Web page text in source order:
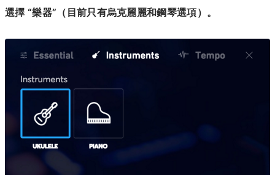
選擇 “樂器”（目前只有烏克麗麗和鋼琴選項）。